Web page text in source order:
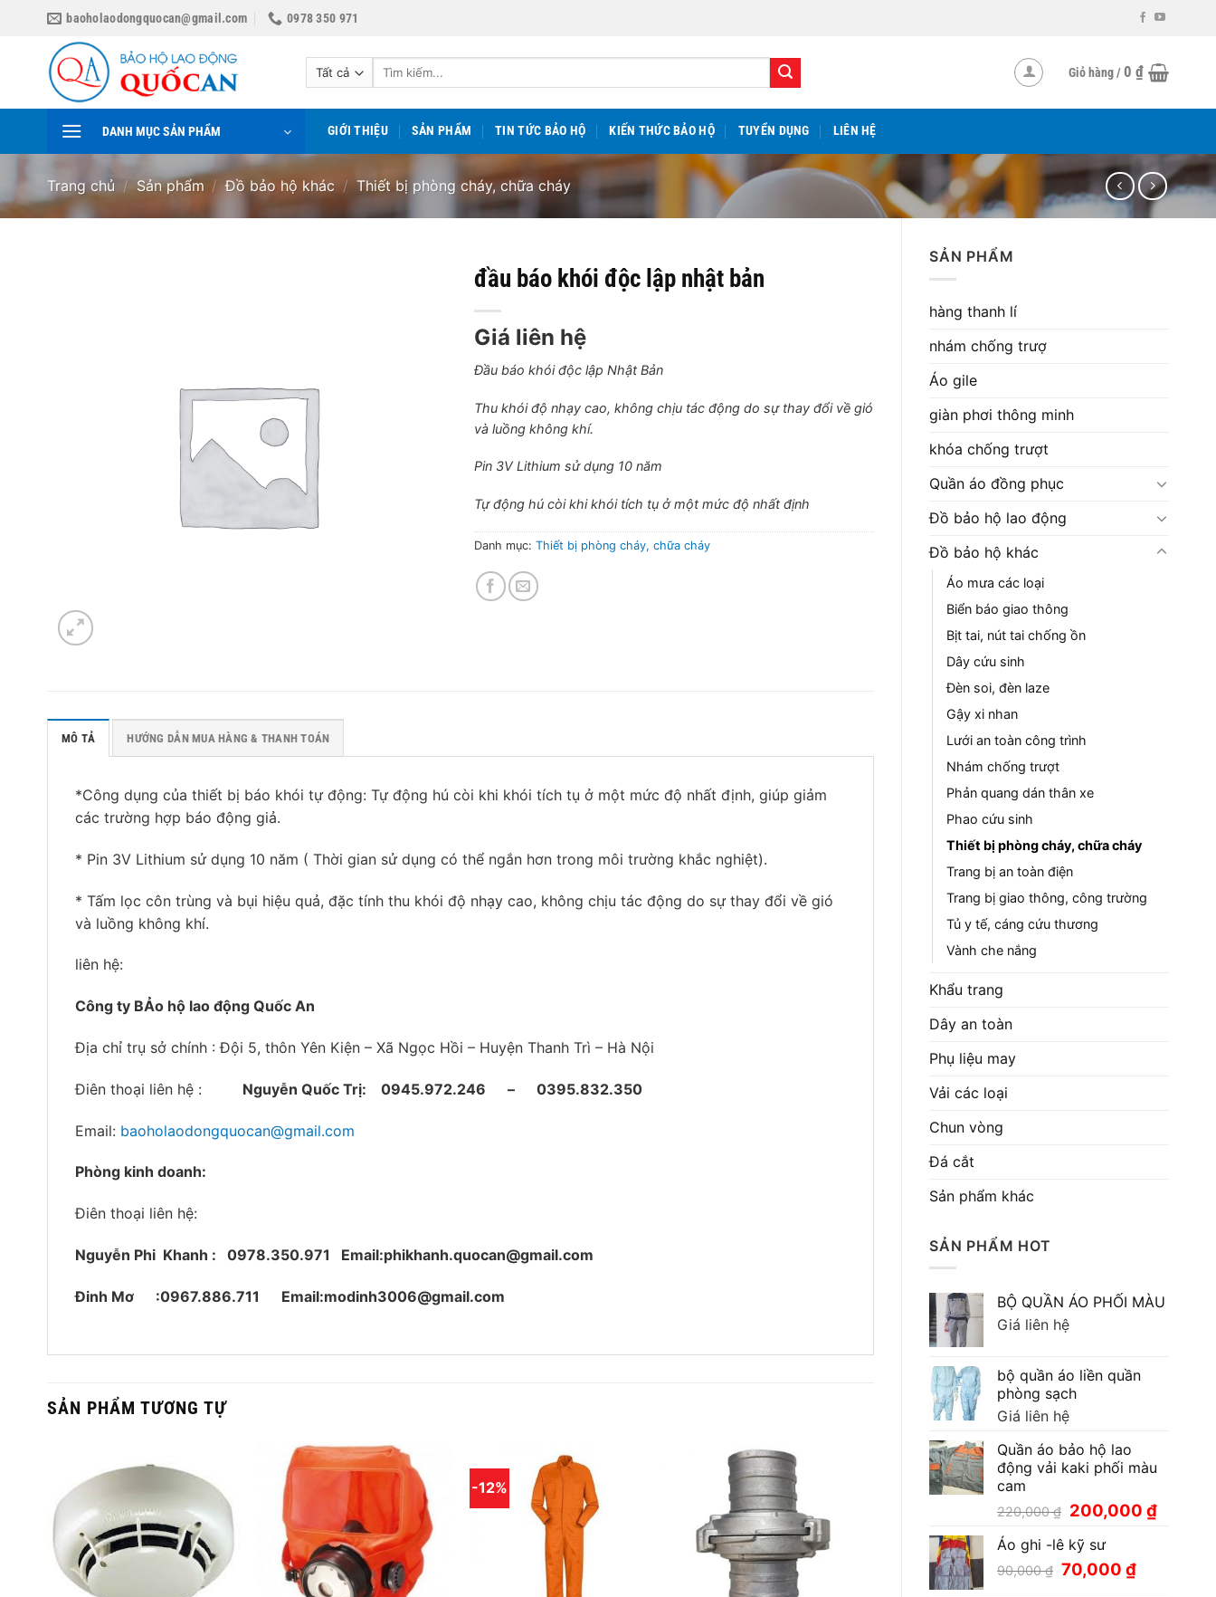
baoholaodongquocan@gmail.com 0978 350 971
Tìm
Giỏ hàng /0 ₫
DANH MỤC SẢN PHẨM GIỚI THIỆU SẢN PHẨM TIN TỨC BẢO HỘ KIẾN THỨC BẢO HỘ TUYỂN DỤNG LIÊN HỆ
Trang chủ / Sản phẩm / Đồ bảo hộ khác / Thiết bị phòng cháy, chữa cháy
SẢN PHẨM
hàng thanh lí
nhám chống trượ
Áo gile
giàn phơi thông minh
khóa chống trượt
Quần áo đồng phục
Đồ bảo hộ lao động
Đồ bảo hộ khác
Áo mưa các loại
Biển báo giao thông
Bịt tai, nút tai chống ồn
Dây cứu sinh
Đèn soi, đèn laze
Gậy xi nhan
Lưới an toàn công trình
Nhám chống trượt
Phản quang dán thân xe
Phao cứu sinh
Thiết bị phòng cháy, chữa cháy
Trang bị an toàn điện
Trang bị giao thông, công trường
Tủ y tế, cáng cứu thương
Vành che nắng
Khẩu trang
Dây an toàn
Phụ liệu may
Vải các loại
Chun vòng
Đá cắt
Sản phẩm khác
SẢN PHẨM HOT
BỘ QUẦN ÁO PHỐI MÀU
Giá liên hệ
bộ quần áo liền quần
phòng sạch
Giá liên hệ
Quần áo bảo hộ lao
động vải kaki phối màu
cam
220,000₫ Giá
là:
220,000 ₫.
200,000₫Giá
Áo ghi -lê kỹ sư
90,000₫ Giá
70,000₫Giá
đầu báo khói độc lập nhật bản
Giá liên hệ
Đầu báo khói độc lập Nhật Bản
Thu khói độ nhạy cao, không chịu tác động do sự thay đổi về gió
và luồng không khí.
Pin 3V Lithium sử dụng 10 năm
Tự động hú còi khi khói tích tụ ở một mức độ nhất định
Danh mục: Thiết bị phòng cháy, chữa cháy
MÔ TẢ HƯỚNG DẪN MUA HÀNG & THANH TOÁN
*Công dụng của thiết bị báo khói tự động: Tự động hú còi khi khói tích tụ ở một mức độ nhất định, giúp giảm
các trường hợp báo động giả.
* Pin 3V Lithium sử dụng 10 năm ( Thời gian sử dụng có thể ngắn hơn trong môi trường khắc nghiệt).
* Tấm lọc côn trùng và bụi hiệu quả, đặc tính thu khói độ nhạy cao, không chịu tác động do sự thay đổi về gió
và luồng không khí.
liên hệ:
Công ty BẢo hộ lao động Quốc An
Địa chỉ trụ sở chính : Đội 5, thôn Yên Kiện – Xã Ngọc Hồi – Huyện Thanh Trì – Hà Nội
Điên thoại liên hệ : Nguyễn Quốc Trị: 0945.972.246 – 0395.832.350
Email: baoholaodongquocan@gmail.com
Phòng kinh doanh:
Điên thoại liên hệ:
Nguyễn Phi Khanh : 0978.350.971 Email:phikhanh.quocan@gmail.com
Đinh Mơ :0967.886.711 Email:modinh3006@gmail.com
SẢN PHẨM TƯƠNG TỰ
-12%